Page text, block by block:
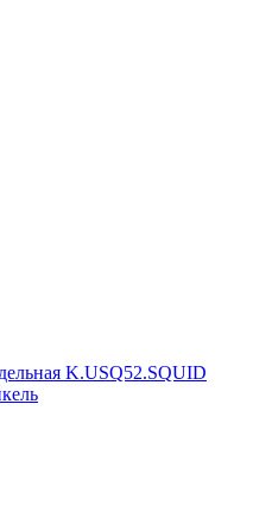
K.USQ52.SQUID